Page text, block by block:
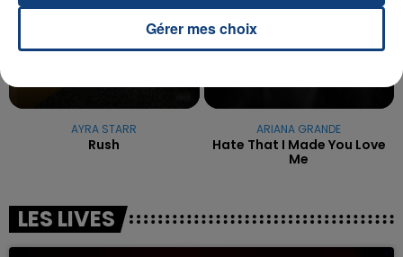
AYRA STARR
Rush
ARIANA GRANDE
Hate That I Made You Love
Me
LES LIVES
Gérer mes choix